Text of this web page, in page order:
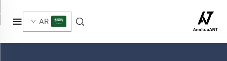
AR